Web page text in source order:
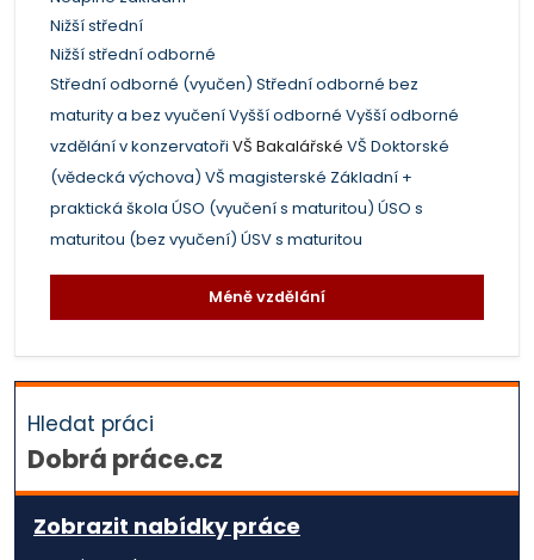
Nižší střední
Nižší střední odborné
Střední odborné (vyučen) Střední odborné bez
maturity a bez vyučeníVyšší odborné Vyšší odborné
vzdělání v konzervatoři VŠ Bakalářské VŠ Doktorské
(vědecká výchova) VŠ magisterské Základní +
praktická škola ÚSO (vyučení s maturitou) ÚSO s
maturitou (bez vyučení) ÚSV s maturitou
Méně vzdělání
Hledat práci
Dobrá práce.cz
Zobrazit nabídky práce